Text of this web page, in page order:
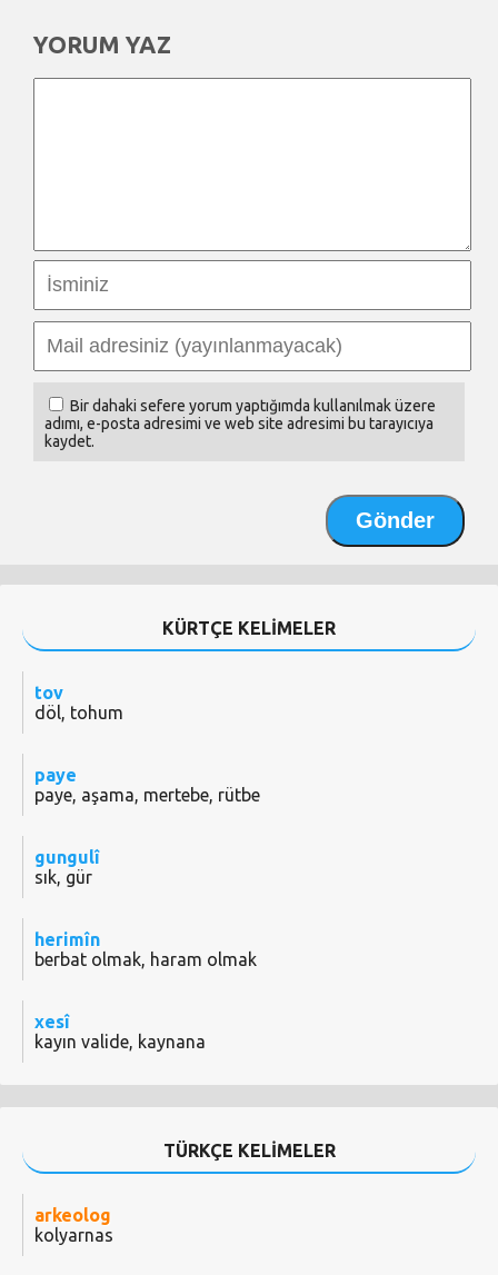
YORUM YAZ
Bir dahaki sefere yorum yaptığımda kullanılmak üzere
adımı, e-posta adresimi ve web site adresimi bu tarayıcıya
kaydet.
KÜRTÇE KELİMELER
tov
döl, tohum
paye
paye, aşama, mertebe, rütbe
gungulî
sık, gür
herimîn
berbat olmak, haram olmak
xesî
kayın valide, kaynana
TÜRKÇE KELİMELER
arkeolog
kolyarnas